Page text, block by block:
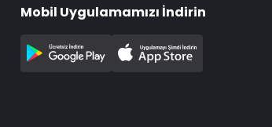
Mobil Uygulamamızı İndirin